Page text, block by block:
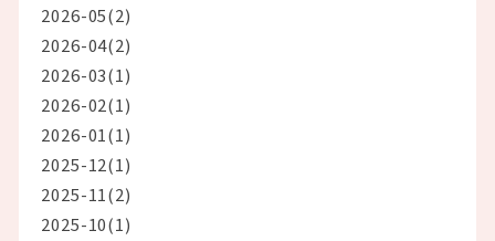
2026-05(2)
2026-04(2)
2026-03(1)
2026-02(1)
2026-01(1)
2025-12(1)
2025-11(2)
2025-10(1)